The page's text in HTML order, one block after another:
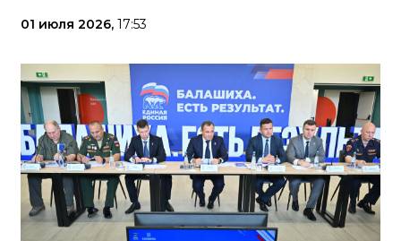
01 июля 2026, 17:53